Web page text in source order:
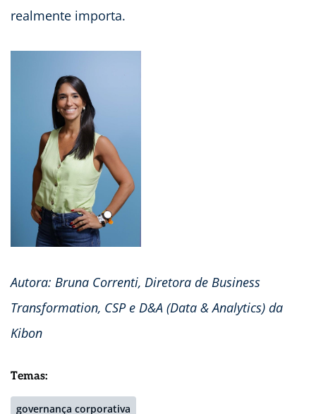
realmente importa.
Autora: Bruna Correnti, Diretora de Business
Transformation, CSP e D&A (Data & Analytics) da
Kibon
Temas:
governança corporativa